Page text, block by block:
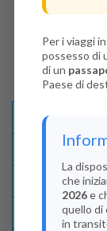
Per i viaggi
possesso di
di un
Paese di
La
che
2026e
quello di
in